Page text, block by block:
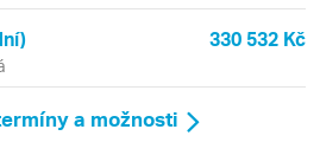
330 532 Kč
a možnosti